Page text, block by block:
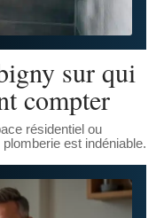
sur qui
compter
résidentiel ou
est indéniable.